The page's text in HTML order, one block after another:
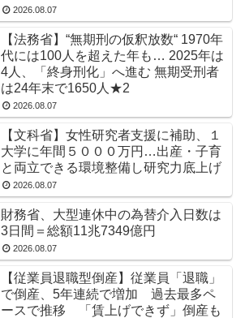
2026.08.07
【法務省】“無期刑の仮釈放数“ 1970年
代には100人を超えた年も… 2025年は
4人、「終身刑化」へ進む 無期受刑者
は24年末で1650人★2
2026.08.07
【文科省】女性研究者支援に補助、１
大学に年間５０００万円…出産・子育
と両立できる環境整備し研究力底上げ
2026.08.07
財務省、大型連休中の為替介入日数は
3日間＝総額11兆7349億円
2026.08.07
【従業員退職型倒産】従業員「退職」
で倒産、5年連続で増加 過去最多ペ
ースで推移 「賃上げできず」倒産も